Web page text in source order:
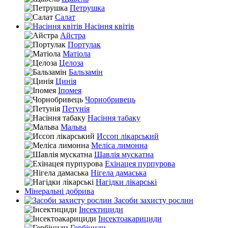
Петрушка
Салат
Насіння квітів
Айстра
Портулак
Матіола
Целоза
Бальзамін
Цинія
Іпомея
Чорнобривець
Петунія
Насіння табаку
Мальва
Иссоп лікарський
Меліса лимонна
Шавлія мускатна
Ехінацея пурпурова
Нігела дамаська
Нагідки лікарські
Мінеральні добрива
Засоби захисту рослин
Інсектициди
Інсектоакарициди